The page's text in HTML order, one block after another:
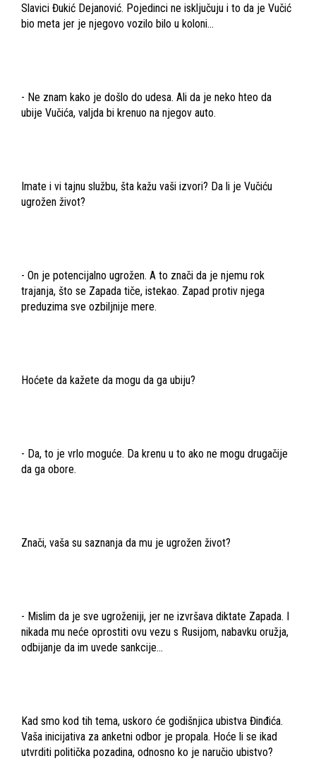
Slavici Đukić Dejanović. Pojedinci ne isključuju i to da je Vučić
bio meta jer je njegovo vozilo bilo u koloni...
- Ne znam kako je došlo do udesa. Ali da je neko hteo da
ubije Vučića, valjda bi krenuo na njegov auto.
Imate i vi tajnu službu, šta kažu vaši izvori? Da li je Vučiću
ugrožen život?
- On je potencijalno ugrožen. A to znači da je njemu rok
trajanja, što se Zapada tiče, istekao. Zapad protiv njega
preduzima sve ozbiljnije mere.
Hoćete da kažete da mogu da ga ubiju?
- Da, to je vrlo moguće. Da krenu u to ako ne mogu drugačije
da ga obore.
Znači, vaša su saznanja da mu je ugrožen život?
- Mislim da je sve ugroženiji, jer ne izvršava diktate Zapada. I
nikada mu neće oprostiti ovu vezu s Rusijom, nabavku oružja,
odbijanje da im uvede sankcije...
Kad smo kod tih tema, uskoro će godišnjica ubistva Đinđića.
Vaša inicijativa za anketni odbor je propala. Hoće li se ikad
utvrditi politička pozadina, odnosno ko je naručio ubistvo?